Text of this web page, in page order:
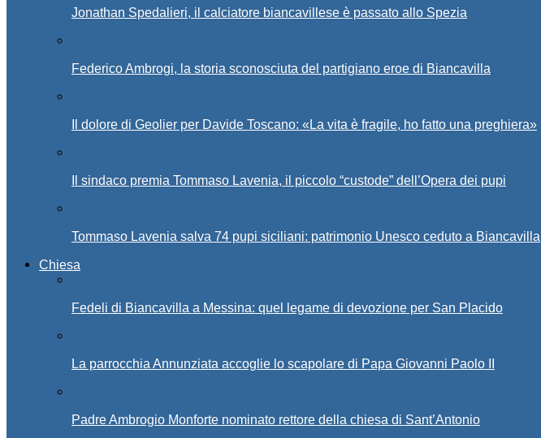
Jonathan Spedalieri, il calciatore biancavillese è passato allo Spezia
Federico Ambrogi, la storia sconosciuta del partigiano eroe di Biancavilla
Il dolore di Geolier per Davide Toscano: «La vita è fragile, ho fatto una preghiera»
Il sindaco premia Tommaso Lavenia, il piccolo “custode” dell’Opera dei pupi
Tommaso Lavenia salva 74 pupi siciliani: patrimonio Unesco ceduto a Biancavilla
Chiesa
Fedeli di Biancavilla a Messina: quel legame di devozione per San Placido
La parrocchia Annunziata accoglie lo scapolare di Papa Giovanni Paolo II
Padre Ambrogio Monforte nominato rettore della chiesa di Sant’Antonio